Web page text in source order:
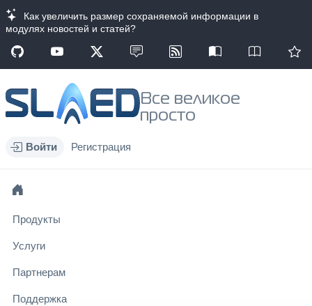
Как увеличить размер сохраняемой информации в
модулях новостей и статей?
Все великое
просто
Войти Регистрация
Продукты
Услуги
Партнерам
Поддержка